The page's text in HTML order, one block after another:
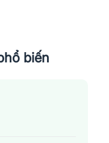
để đẩy mạnh doanh
- Sale tại Đồng
biến